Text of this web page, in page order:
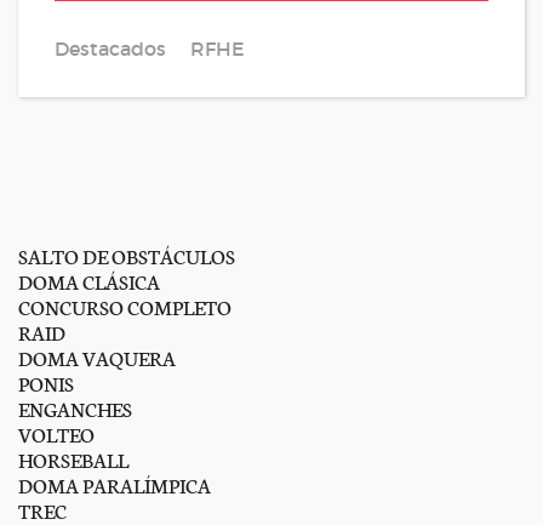
Destacados RFHE
SALTO DE OBSTÁCULOS
DOMA CLÁSICA
CONCURSO COMPLETO
RAID
DOMA VAQUERA
PONIS
ENGANCHES
VOLTEO
HORSEBALL
DOMA PARALÍMPICA
TREC